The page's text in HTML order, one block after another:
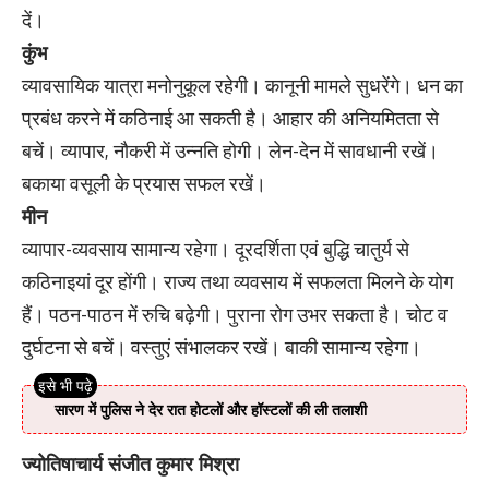
दें।
कुंभ
व्यावसायिक यात्रा मनोनुकूल रहेगी। कानूनी मामले सुधरेंगे। धन का
प्रबंध करने में कठिनाई आ सकती है। आहार की अनियमितता से
बचें। व्यापार, नौकरी में उन्नति होगी। लेन-देन में सावधानी रखें।
बकाया वसूली के प्रयास सफल रखें।
मीन
व्यापार-व्यवसाय सामान्य रहेगा। दूरदर्शिता एवं बुद्धि चातुर्य से
कठिनाइयां दूर होंगी। राज्य तथा व्यवसाय में सफलता मिलने के योग
हैं। पठन-पाठन में रुचि बढ़ेगी। पुराना रोग उभर सकता है। चोट व
दुर्घटना से बचें। वस्तुएं संभालकर रखें। बाकी सामान्य रहेगा।
सारण में पुलिस ने देर रात होटलों और हॉस्टलों की ली तलाशी
ज्योतिषाचार्य संजीत कुमार मिश्रा